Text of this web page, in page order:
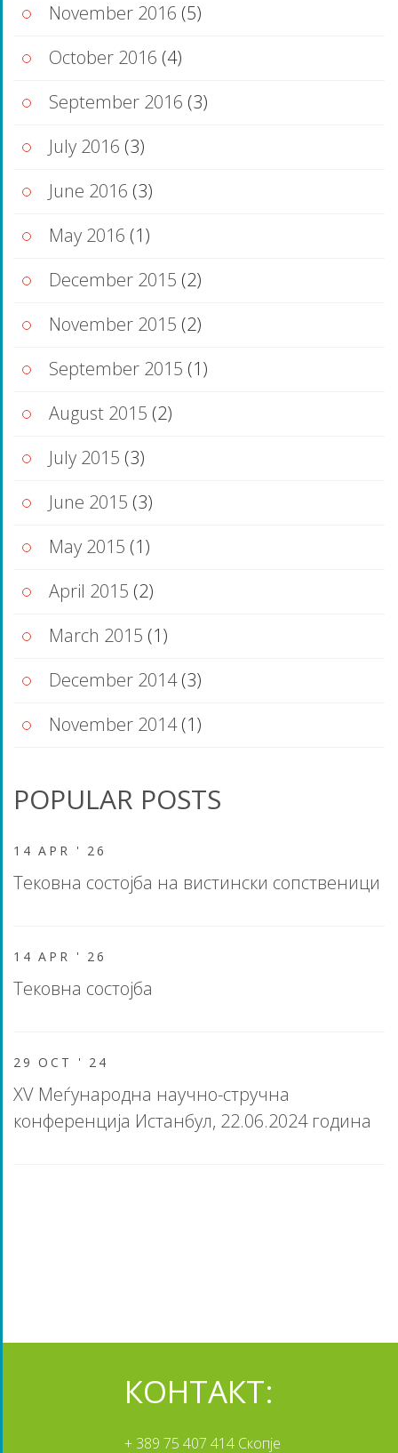
November 2016 (5)
October 2016 (4)
September 2016 (3)
July 2016 (3)
June 2016 (3)
May 2016 (1)
December 2015 (2)
November 2015 (2)
September 2015 (1)
August 2015 (2)
July 2015 (3)
June 2015 (3)
May 2015 (1)
April 2015 (2)
March 2015 (1)
December 2014(3)
November 2014(1)
POPULAR POSTS
14 APR ' 26
Тековна состојба на вистински сопственици
14 APR ' 26
Тековна состојба
29 OCT ' 24
XV Меѓународна научно-стручна
конференција Истанбул, 22.06.2024 година
КОНТАКТ:
+ 389 75 407 414 Скопје